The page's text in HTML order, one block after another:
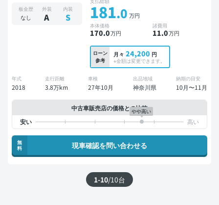
板金歴
なし
外装
A
内装
S 181.0 万円
本体価格
170.0万円
諸費用
11.0万円
ローン
参考
月々 24,200 円
※金額は変更できます。
年式
2018
走行距離
3.8万km
車検
27年10月
出品地域
神奈川県
納期の目安
10月〜11月
中古車販売店の価格との比較
やや高い
無
料
現車確認を問い合わせる
1-10/10台